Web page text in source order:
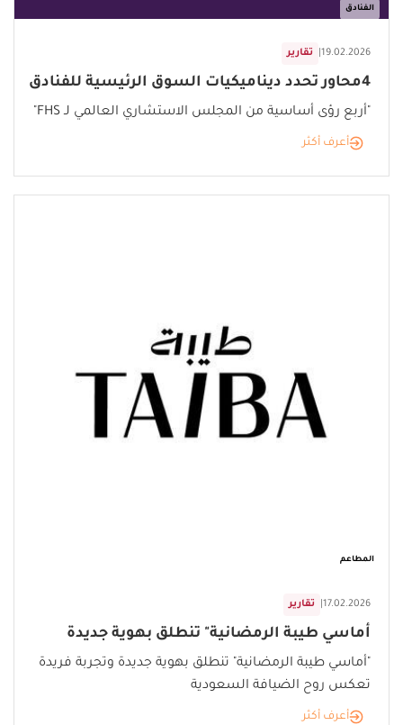
الفنادق
تقارير 19.02.2026
4محاور تحدد ديناميكيات السوق الرئيسية للفنادق
"أربع رؤى أساسية من المجلس الاستشاري العالمي لـ FHS"
أعرف أكثر
المطاعم
تقارير 17.02.2026
أماسي طيبة الرمضانية" تنطلق بهوية جديدة
"أماسي طيبة الرمضانية" تنطلق بهوية جديدة وتجربة فريدة
تعكس روح الضيافة السعودية
أعرف أكثر